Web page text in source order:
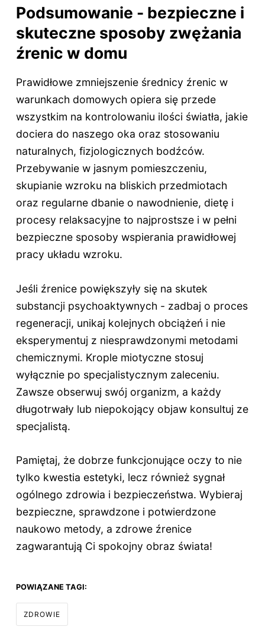
Podsumowanie - bezpieczne i
skuteczne sposoby zwężania
źrenic w domu
Prawidłowe zmniejszenie średnicy źrenic w
warunkach domowych opiera się przede
wszystkim na kontrolowaniu ilości światła, jakie
dociera do naszego oka oraz stosowaniu
naturalnych, fizjologicznych bodźców.
Przebywanie w jasnym pomieszczeniu,
skupianie wzroku na bliskich przedmiotach
oraz regularne dbanie o nawodnienie, dietę i
procesy relaksacyjne to najprostsze i w pełni
bezpieczne sposoby wspierania prawidłowej
pracy układu wzroku.
Jeśli źrenice powiększyły się na skutek
substancji psychoaktywnych - zadbaj o proces
regeneracji, unikaj kolejnych obciążeń i nie
eksperymentuj z niesprawdzonymi metodami
chemicznymi. Krople miotyczne stosuj
wyłącznie po specjalistycznym zaleceniu.
Zawsze obserwuj swój organizm, a każdy
długotrwały lub niepokojący objaw konsultuj ze
specjalistą.
Pamiętaj, że dobrze funkcjonujące oczy to nie
tylko kwestia estetyki, lecz również sygnał
ogólnego zdrowia i bezpieczeństwa. Wybieraj
bezpieczne, sprawdzone i potwierdzone
naukowo metody, a zdrowe źrenice
zagwarantują Ci spokojny obraz świata!
POWIĄZANE TAGI:
ZDROWIE